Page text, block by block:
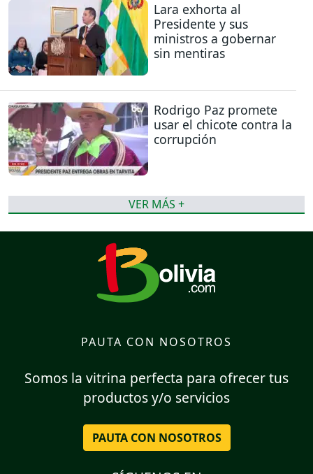
Lara exhorta al
Presidente y sus
ministros a gobernar
sin mentiras
Rodrigo Paz promete
usar el chicote contra la
corrupción
VER MÁS +
PAUTA CON NOSOTROS
Somos la vitrina perfecta para ofrecer tus
productos y/o servicios
PAUTA CON NOSOTROS